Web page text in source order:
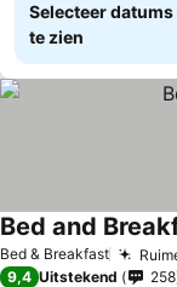
Selecteer
te zien
Bed & Breakfast
Bed and
9,4 Uitstekend 258